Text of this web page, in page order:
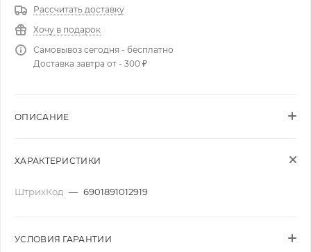
Рассчитать доставку
Хочу в подарок
Самовывоз сегодня - бесплатно
Доставка завтра от - 300 ₽
ОПИСАНИЕ
ХАРАКТЕРИСТИКИ
ШтрихКод — 6901891012919
УСЛОВИЯ ГАРАНТИИ